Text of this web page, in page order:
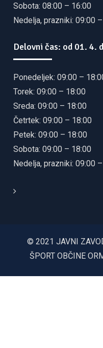
Sobota: 08:00 – 16:00
Nedelja, prazniki: 09:00
Delovni čas: od 01. 4.
Ponedeljek: 09:00 –
Torek: 09:00 – 18:00
Sreda: 09:00 – 18:00
Četrtek: 09:00 – 18:00
Petek: 09:00 – 18:00
Sobota: 09:00 – 18:00
Nedelja, prazniki: 09:00
© 2021 JAVNI
ŠPORT OBČINE